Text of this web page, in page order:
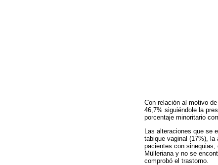
Con relación al motivo
46,7% siguiéndole la
porcentaje minoritario
Las alteraciones que se
tabique vaginal (17%), la
pacientes con
Mülleriana y no se
comprobó el trastorno.